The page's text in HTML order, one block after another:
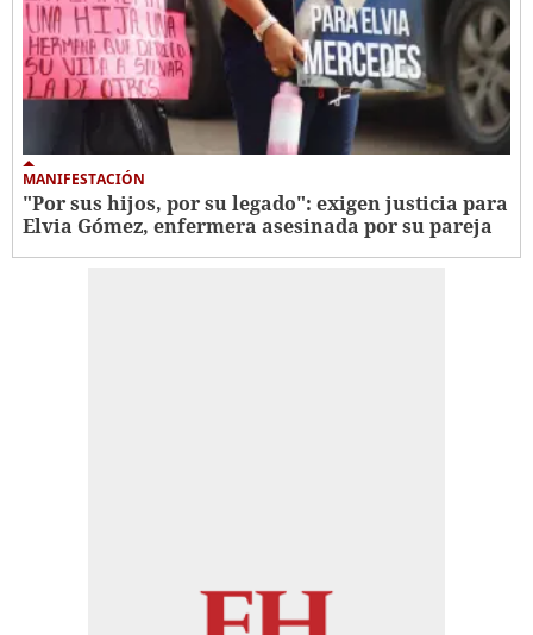
MANIFESTACIÓN
"Por sus hijos, por su legado": exigen justicia para
Elvia Gómez, enfermera asesinada por su pareja